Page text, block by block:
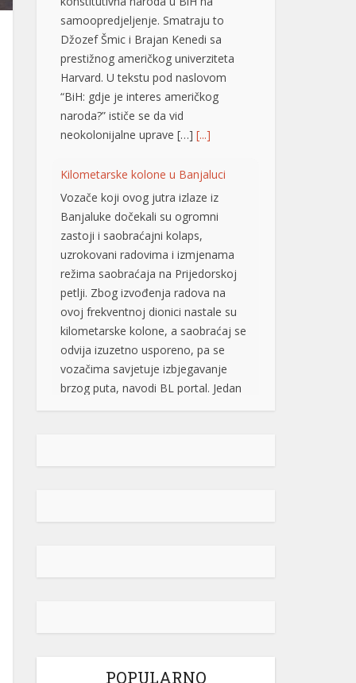
prestižnog američkog univerziteta
Harvard. U tekstu pod naslovom
“BiH: gdje je interes američkog
naroda?” ističe se da vid
neokolonijalne uprave […][...]
Kilometarske kolone u Banjaluci
Vozače koji ovog jutra izlaze iz
Banjaluke dočekali su ogromni
zastoji i saobraćajni kolaps,
uzrokovani radovima i izmjenama
režima saobraćaja na Prijedorskoj
petlji. Zbog izvođenja radova na
ovoj frekventnoj dionici nastale su
kilometarske kolone, a saobraćaj se
odvija izuzetno usporeno, pa se
vozačima savjetuje izbjegavanje
brzog puta, navodi BL portal. Jedan
od vozača na društvenim […] [...]
Pripremite kišobrane: Nakon vrelog
dana stižu pljuskovi i grmljavina